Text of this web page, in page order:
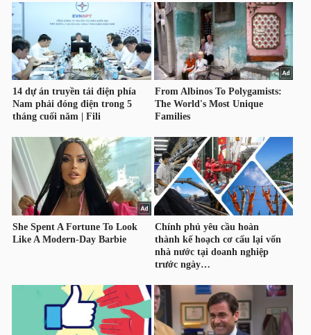
HÓA
KINH
TẾ
THẾ
GIỚI
ĐÔNG
DƯƠNG